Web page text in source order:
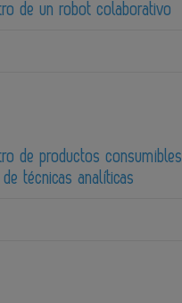
de un robot colaborativo
de productos consumibles
técnicas analíticas